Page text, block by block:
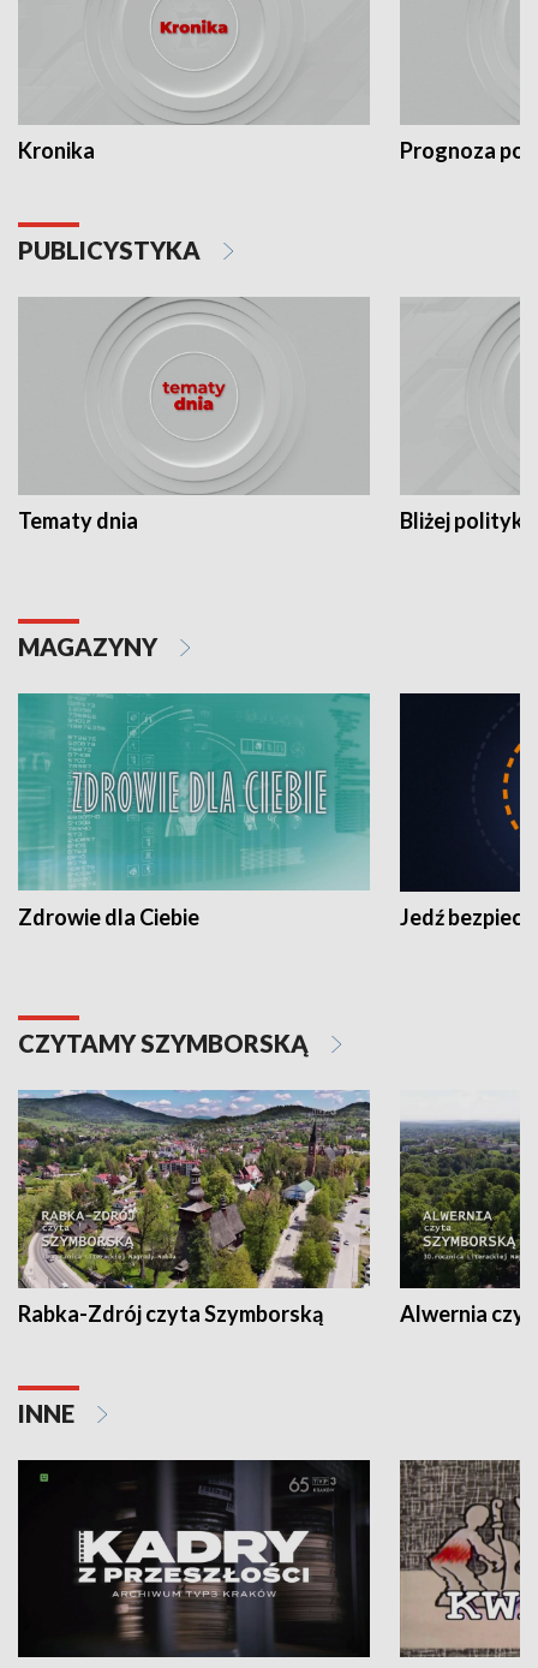
Kronika Prognoza
PUBLICYSTYKA
Tematy dnia Bliżej polityki
MAGAZYNY
Zdrowie dla Ciebie Jedź
CZYTAMY SZYMBORSKĄ
Rabka-Zdrój czyta Szymborską Alwernia
INNE